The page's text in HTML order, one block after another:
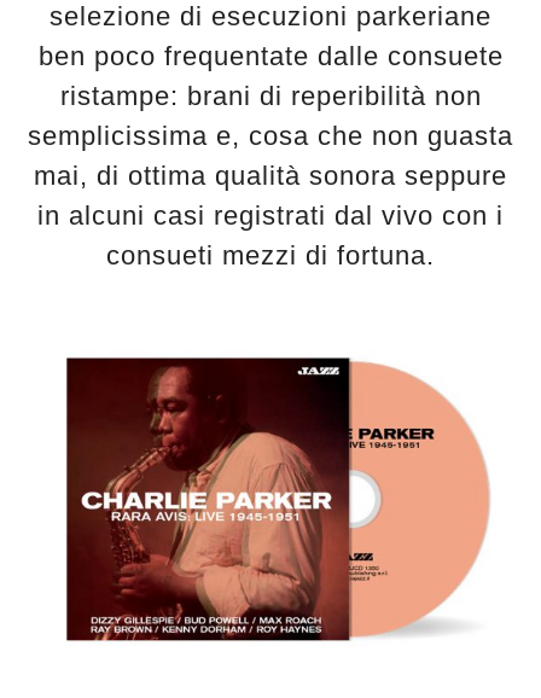
selezione di esecuzioni parkeriane
ben poco frequentate dalle consuete
ristampe: brani di reperibilità non
semplicissima e, cosa che non guasta
mai, di ottima qualità sonora seppure
in alcuni casi registrati dal vivo con i
consueti mezzi di fortuna.